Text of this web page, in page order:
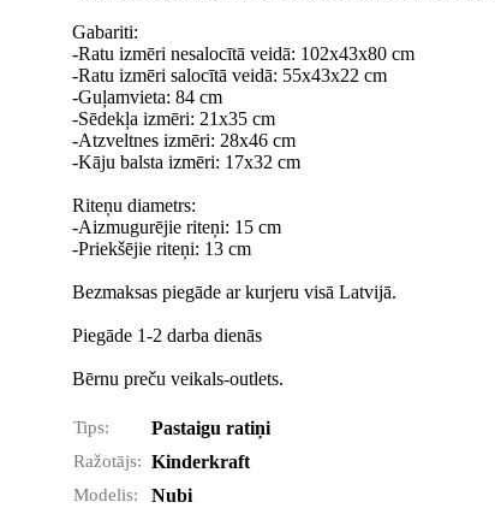
Gabariti:
-Ratu izmēri nesalocītā veidā: 102х43х80 cm
-Ratu izmēri salocītā veidā: 55x43x22 cm
-Guļamvieta: 84 cm
-Sēdekļa izmēri: 21x35 cm
-Atzveltnes izmēri: 28x46 cm
-Kāju balsta izmēri: 17x32 cm
Riteņu diametrs:
-Aizmugurējie riteņi: 15 cm
-Priekšējie riteņi: 13 cm
Bezmaksas piegāde ar kurjeru visā Latvijā.
Piegāde 1-2 darba dienās
Bērnu preču veikals-outlets.
Tips: Pastaigu ratiņi
Ražotājs: Kinderkraft
Modelis: Nubi